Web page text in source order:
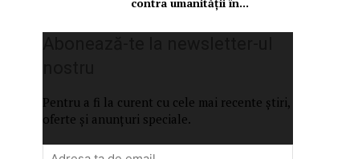
Pentru a fi la curent cu cele mai recente știri,
oferte și anunțuri speciale.